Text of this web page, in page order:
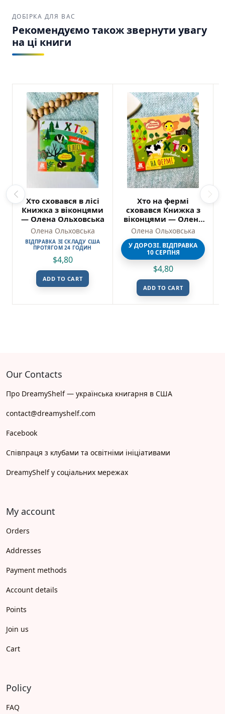
ДОБІРКА ДЛЯ ВАС
Рекомендуємо також звернути увагу
на ці книги
Хто сховався в лісі
Книжка з віконцями
— Олена Ольховська
Олена Ольховська
ВІДПРАВКА ЗІ СКЛАДУ США
ПРОТЯГОМ 24 ГОДИН
$4,80
ADD TO CART
Хто на фермі
сховався Книжка з
віконцями — Олена
Ольховська
Олена Ольховська
У ДОРОЗІ. ВІДПРАВКА
10 СЕРПНЯ
$4,80
ADD TO CART
Our Contacts
Про DreamyShelf — українська книгарня в США
contact@dreamyshelf.com
Facebook
Співпраця з клубами та освітніми ініціативами
DreamyShelf у соціальних мережах
My account
Orders
Addresses
Payment methods
Account details
Points
Join us
Cart
Policy
FAQ